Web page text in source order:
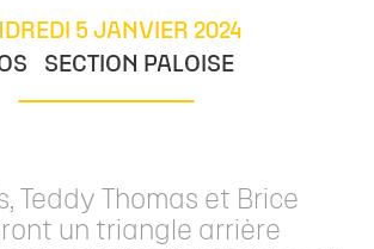
5 JANVIER 2024
SECTION PALOISE
Teddy Thomas et Brice
un triangle arrière